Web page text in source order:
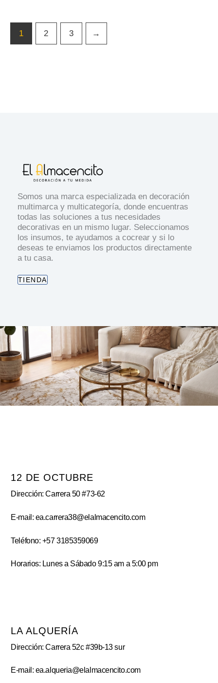
1 2 3 →
Somos una marca especializada en decoración
multimarca y multicategoría, donde encuentras
todas las soluciones a tus necesidades
decorativas en un mismo lugar. Seleccionamos
los insumos, te ayudamos a cocrear y si lo
deseas te enviamos los productos directamente
a tu casa.
TIENDA
12 DE OCTUBRE
Dirección: Carrera 50 #73-62
E-mail: ea.carrera38@elalmacencito.com
Teléfono: +57 3185359069
Horarios: Lunes a Sábado 9:15 am a 5:00 pm
LA ALQUERÍA
Dirección: Carrera 52c #39b-13 sur
E-mail: ea.alqueria@elalmacencito.com